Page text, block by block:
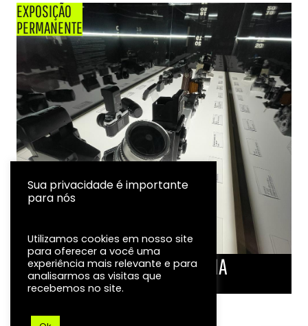
EXPOSIÇÃO
PERMANENTE
LINHA DO TEMPO DA FOTOGRAFIA
EXPOSIÇÃO
Sua privacidade é importante
para nós
Utilizamos cookies em nosso site
para oferecer a você uma
experiência mais relevante e para
analisarmos as visitas que
recebemos no site.